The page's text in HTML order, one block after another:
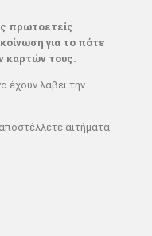
πρωτοετείς
για το πότε
καρτών τους.
έχουν λάβει την
αιτήματα